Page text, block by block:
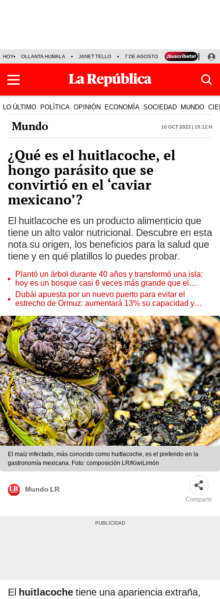
HOY OLLANTA HUMALA JANET TELLO 7 DE AGOSTO TINKA RESULTADOS
LO ÚLTIMO POLÍTICA OPINIÓN ECONOMÍA SOCIEDAD MUNDO
Mundo 10 Oct 2022 | 15:12 h
¿Qué es el huitlacoche, el
hongo parásito que se
convirtió en el ‘caviar
mexicano’?
El huitlacoche es un producto alimenticio que
tiene un alto valor nutricional. Descubre en esta
nota su origen, los beneficios para la salud que
tiene y en qué platillos lo puedes probar.
Plantó un árbol durante 40 años y transformó una isla:
hoy es un bosque casi 6 veces más grande que el
Parque de las Leyendas
Dubái apuesta por un nuevo puerto para evitar el
estrecho de Ormuz: aumentará 13% su capacidad y
El maíz infectado, más conocido como huitlacoche, es el preferido en la
gastronomía mexicana. Foto: composición LR/KiwiLimón
Mundo LR
Compartir
El huitlacoche tiene una apariencia extraña,